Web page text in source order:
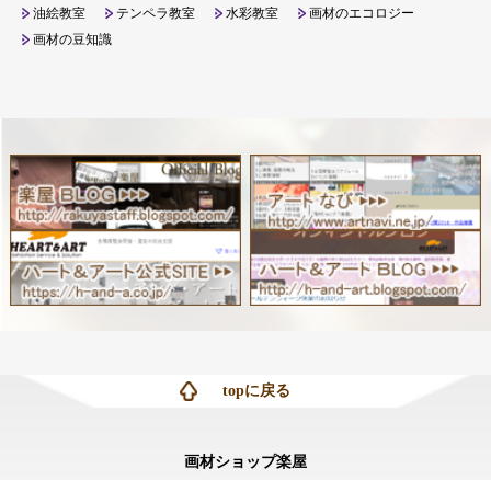
油絵教室 テンペラ教室 水彩教室
画材のエコロジー
画材の豆知識
topに戻る
画材ショップ楽屋